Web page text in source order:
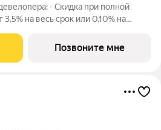
- Скидка при полной
на весь срок или 0,10% на
дома Просторная 3-
площадь -
Позвоните мне